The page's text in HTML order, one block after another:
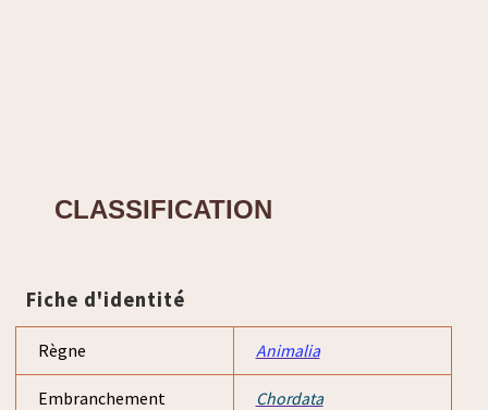
CLASSIFICATION
Fiche d'identité
Règne Animalia
Embranchement Chordata